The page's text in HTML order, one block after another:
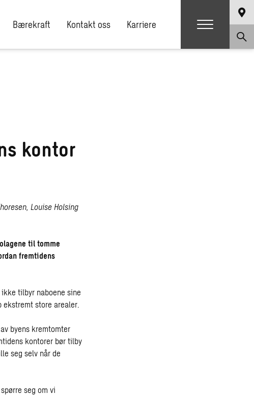
Bærekraft Kontakt oss Karriere
kontor
Louise Holsing
til tomme
fremtidens
tilbyr naboene sine
store arealer.
byens kremtomter
kontorer bør tilby
seg selv når de
seg om vi